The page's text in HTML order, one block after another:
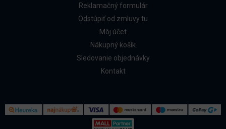
Reklamačný formulár
Odstúpiť od zmluvy tu
Môj účet
Nákupný košík
Sledovanie objednávky
Kontakt